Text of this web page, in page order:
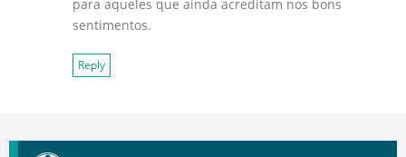
para aqueles que ainda acreditam nos bons
sentimentos.
Reply